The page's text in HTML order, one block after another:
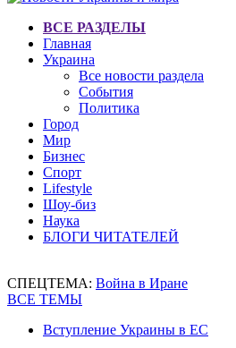
ВСЕ РАЗДЕЛЫ
Главная
Украина
Все новости раздела
События
Политика
Город
Мир
Бизнес
Спорт
Lifestyle
Шоу-биз
Наука
БЛОГИ ЧИТАТЕЛЕЙ
СПЕЦТЕМА: Война в Иране
ВСЕ ТЕМЫ
Вступление Украины в ЕС